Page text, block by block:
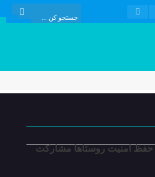
حفظ امنیت روستاها مشارکت